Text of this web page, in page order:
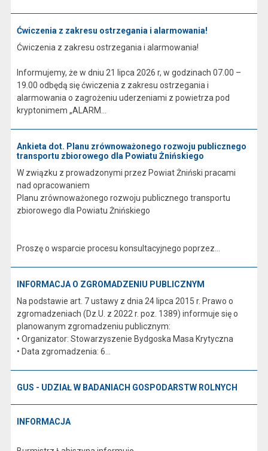
Ćwiczenia z zakresu ostrzegania i alarmowania!
Ćwiczenia z zakresu ostrzegania i alarmowania!
Informujemy, że w dniu 21 lipca 2026 r, w godzinach 07.00 –
19.00 odbędą się ćwiczenia z zakresu ostrzegania i
alarmowania o zagrożeniu uderzeniami z powietrza pod
kryptonimem „ALARM...
Ankieta dot. Planu zrównoważonego rozwoju publicznego
transportu zbiorowego dla Powiatu Żnińskiego
W związku z prowadzonymi przez Powiat Żniński pracami
nad opracowaniem
Planu zrównoważonego rozwoju publicznego transportu
zbiorowego dla Powiatu Żnińskiego
Proszę o wsparcie procesu konsultacyjnego poprzez...
INFORMACJA O ZGROMADZENIU PUBLICZNYM
Na podstawie art. 7 ustawy z dnia 24 lipca 2015 r. Prawo o
zgromadzeniach (Dz.U. z 2022 r. poz. 1389) informuje się o
planowanym zgromadzeniu publicznym:
• Organizator: Stowarzyszenie Bydgoska Masa Krytyczna
• Data zgromadzenia: 6...
GUS - UDZIAŁ W BADANIACH GOSPODARSTW ROLNYCH
INFORMACJA